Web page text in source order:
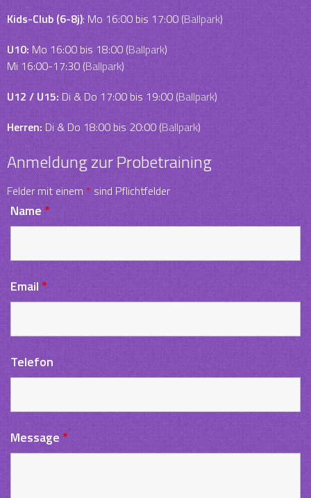
Kids-Club (6-8j): Mo 16:00 bis 17:00 (Ballpark)
U10:Mo 16:00 bis 18:00 (Ballpark)
Mi 16:00-17:30 (Ballpark)
U12 / U15: Di & Do 17:00 bis 19:00 (Ballpark)
Herren:Di & Do 18:00 bis 20:00 (Ballpark)
Anmeldung zur Probetraining
Felder mit einem*sind Pflichtfelder
Name*
Email *
Telefon
Message *